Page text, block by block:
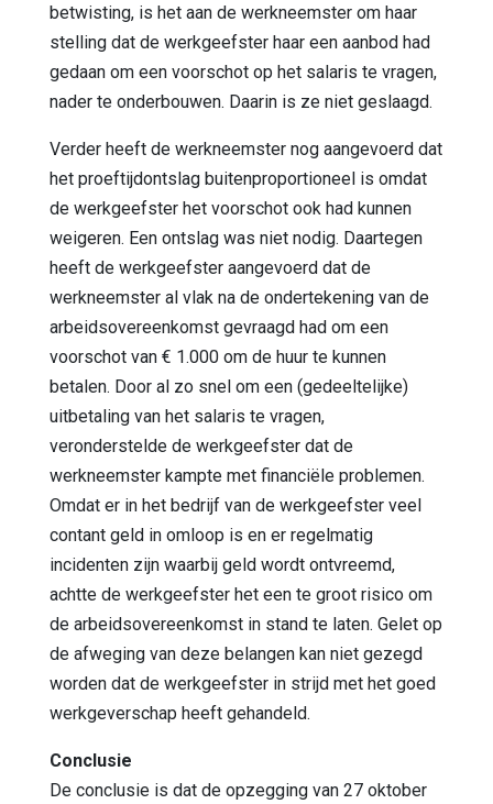
betwisting, is het aan de werkneemster om haar
stelling dat de werkgeefster haar een aanbod had
gedaan om een voorschot op het salaris te vragen,
nader te onderbouwen. Daarin is ze niet geslaagd.
Verder heeft de werkneemster nog aangevoerd dat
het proeftijdontslag buitenproportioneel is omdat
de werkgeefster het voorschot ook had kunnen
weigeren. Een ontslag was niet nodig. Daartegen
heeft de werkgeefster aangevoerd dat de
werkneemster al vlak na de ondertekening van de
arbeidsovereenkomst gevraagd had om een
voorschot van € 1.000 om de huur te kunnen
betalen. Door al zo snel om een (gedeeltelijke)
uitbetaling van het salaris te vragen,
veronderstelde de werkgeefster dat de
werkneemster kampte met financiële problemen.
Omdat er in het bedrijf van de werkgeefster veel
contant geld in omloop is en er regelmatig
incidenten zijn waarbij geld wordt ontvreemd,
achtte de werkgeefster het een te groot risico om
de arbeidsovereenkomst in stand te laten. Gelet op
de afweging van deze belangen kan niet gezegd
worden dat de werkgeefster in strijd met het goed
werkgeverschap heeft gehandeld.
Conclusie
De conclusie is dat de opzegging van 27 oktober